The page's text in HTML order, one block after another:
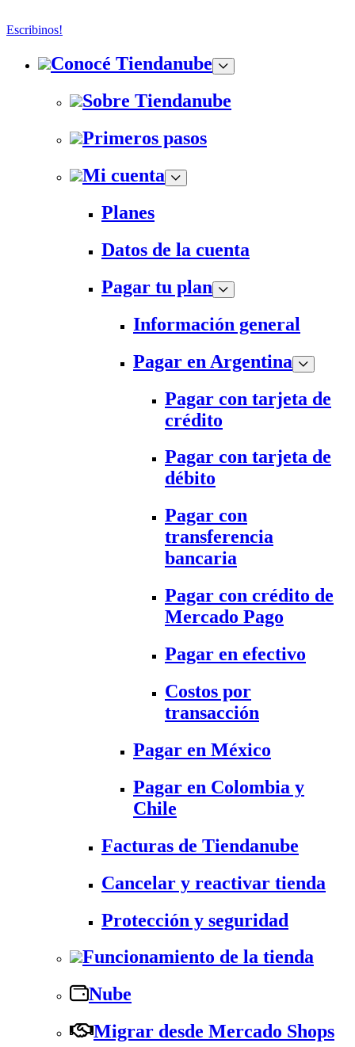
Escribinos!
Conocé Tiendanube
Sobre Tiendanube
Primeros pasos
Mi cuenta
Planes
Datos de la cuenta
Pagar tu plan
Información general
Pagar en Argentina
Pagar con tarjeta de
crédito
Pagar con tarjeta de
débito
Pagar con
transferencia
bancaria
Pagar con crédito de
Mercado Pago
Pagar en efectivo
Costos por
transacción
Pagar en México
Pagar en Colombia y
Chile
Facturas de Tiendanube
Cancelar y reactivar tienda
Protección y seguridad
Funcionamiento de la tienda
Nube
Migrar desde Mercado Shops